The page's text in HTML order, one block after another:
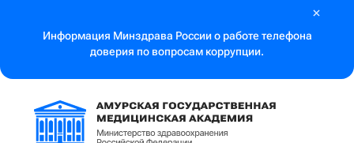
Информация Минздрава России о работе телефона
доверия по вопросам коррупции.